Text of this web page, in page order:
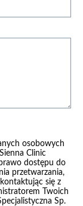
osobowych
Clinic
dostępu do
przetwarzania,
się z
Twoich
Sp.